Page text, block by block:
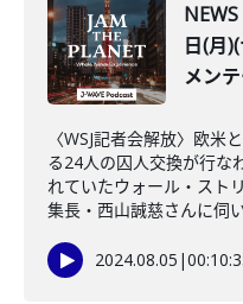
日(月
メン
〈WSJ記者会解放〉欧米
る24人の囚人交換が行な
れていたウォール・スト
集長・西山誠慈さんに伺い
2024.08.05 |